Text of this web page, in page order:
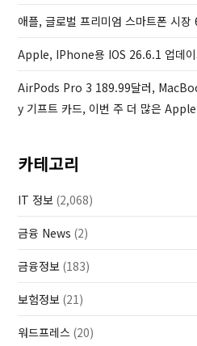
애플, 글로벌 프리미엄 스마트폰 시
Apple, IPhone용 IOS 26.6.1 업데이
AirPods Pro 3 189.99달러,
Y 기프트 카드, 이번 주 더 많은
카테고리
IT 정보 (2,068)
금융 News (2)
금융정보 (183)
보험정보 (21)
워드프레스 (20)